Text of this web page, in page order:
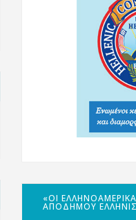
«ΟΙ
ΑΠΌΔΗΜΟΥ